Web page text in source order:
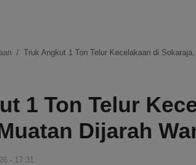
Truk Angkut 1 Ton Telur Kecelakaan di
1 Ton Telur
Dijarah
- 17:31